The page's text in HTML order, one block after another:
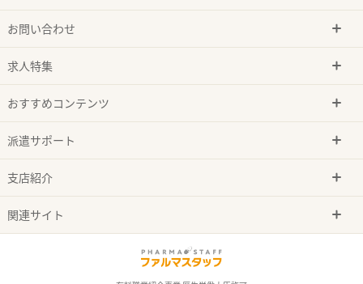
お問い合わせ
求人特集
おすすめコンテンツ
派遣サポート
支店紹介
関連サイト